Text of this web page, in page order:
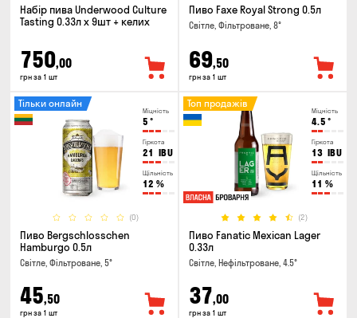
Набір пива Underwood Culture
Tasting 0.33л x 9шт + келих
750,00
грн за 1 шт
Пиво Faxe Royal Strong 0.5л
Світле, Фільтроване, 8°
69,50
грн за 1 шт
Міцність
5 °
Гіркота
21 IBU
Щільність
12 %
(0)
Тільки онлайн
Пиво Bergschlosschen
Hamburgo 0.5л
Світле, Фільтроване, 5°
45,50
грн за 1 шт
Міцність
4.5 °
Гіркота
13 IBU
Щільність
11 %
(2)
Топ продажів
Пиво Fanatic Mexican Lager
0.33л
Світле, Нефільтроване, 4.5°
37,00
грн за 1 шт